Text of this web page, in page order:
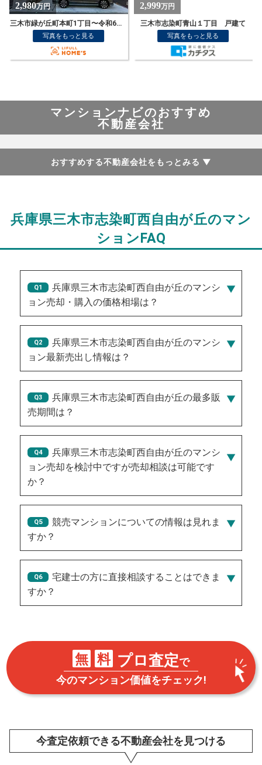
2,999万円
三木市志染町青山１丁目 戸建て
写真をもっと見る
1,990万円
Ｉ号棟
写真をもっと見る
おすすめする不動産会社をもっとみる ▼
マンションナビのおすすめ
不動産会社
兵庫県三木市志染町西自由が丘のマン
ションFAQ
兵庫県三木市志染町西自由が丘のマンシ
ョン売却・購入の価格相場は？
兵庫県三木市志染町西自由が丘のマンシ
ョン最新売出し情報は？
2026/07/27/350万円 、 2026/08/01/400万円 、
2026/07/22/250万円 、 2026/08/03/400万円 、
2026/07/25/400万円
兵庫県三木市志染町西自由が丘の最多販
売期間は？
181
兵庫県三木市志染町西自由が丘のマンシ
ョン売却を検討中ですが売却相談は可能です
か？
競売マンションについての情報は見れま
すか？
宅建士の方に直接相談することはできま
すか？
無 料 プロ査定で
今のマンション価値をチェック!
今査定依頼できる不動産会社を見つける